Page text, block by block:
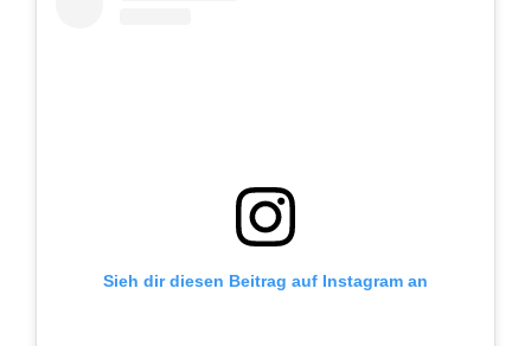
Sieh dir diesen Beitrag auf Instagram an